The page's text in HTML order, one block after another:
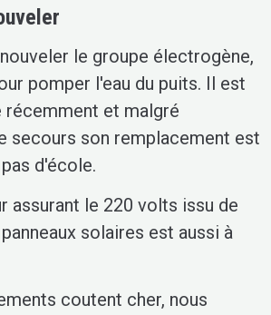
le groupe électrogène,
pomper l'eau du puits. Il est
récemment et malgré
secours son remplacement est
d'école.
assurant le 220 volts issu de
solaires est aussi à
coutent cher, nous